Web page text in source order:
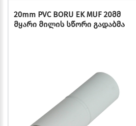
20mm PVC BORU EK MUF 20მმ
მყარი მილის სწორი გადაბმა